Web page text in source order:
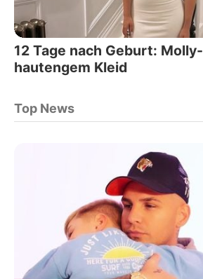
12 Tage nach Geburt:
hautengem Kleid
Top News